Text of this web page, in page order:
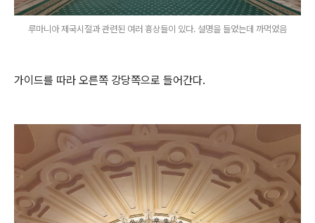
루마니아 제국시절과 관련된 여러 흉상들이 있다. 설명을 들었는데 까먹었음
가이드를 따라 오른쪽 강당쪽으로 들어간다.